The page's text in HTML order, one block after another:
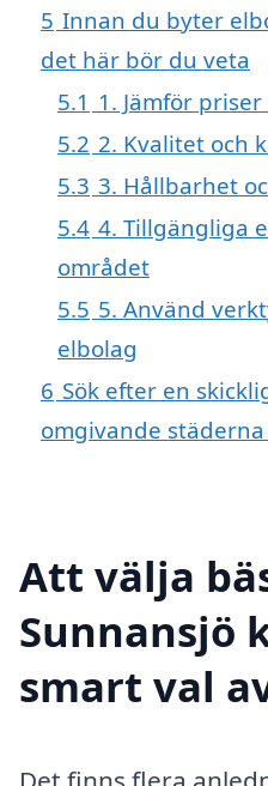
5 Innan du byter
det här bör du veta
5.1 1. Jämför
5.2 2. Kvalitet och
5.3 3. Hållbarhet
5.4 4. Tillgängliga
området
5.5 5. Använd
elbolag
6 Sök efter en
omgivande
Att välja
Sunnansjö
smart val